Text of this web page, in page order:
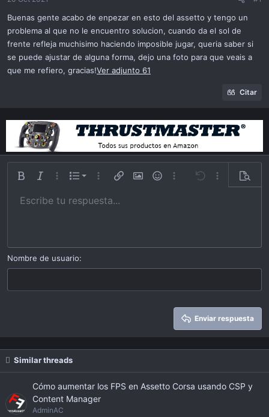
n
Buenas gente acabo de enpezar en esto del assetto y tengo un
problema al que no le encuentro solucion, cuando da el sol de
frente refleja muchisimo haciendo imposible jugar, queria saber si
se puede ajustar de alguna forma, dejo una foto para que veais a
que me refiero, gracias!Ver adjunto 61
Citar
Bold ItálicaMás opciones…
List
Lista ordenada
Lista desordena
Más opciones…
Insert linkInsert image
Emoticonos
Más opciones…
Undo Más
Tamaño 9
15
18
22
Color de texto
Familia Arial
Times New Roman
Strike-through
SubrayarInline code
AlineamientoAlinear a izquierda
Justify text
Paragraph format
Normal
Heading 2
Heading 3
Cita VideosInsert table
Insert horizontal line
SpoilerCódigo
RedoToggle BB code
Remover formato
BorradoresGuardar borrador
Escribe tu respuesta...
Nombre de usuario
Enviar respuesta
Similar threads
Cómo aumentar los FPS en Assetto Corsa usando CSP y
Content Manager
AdminAC